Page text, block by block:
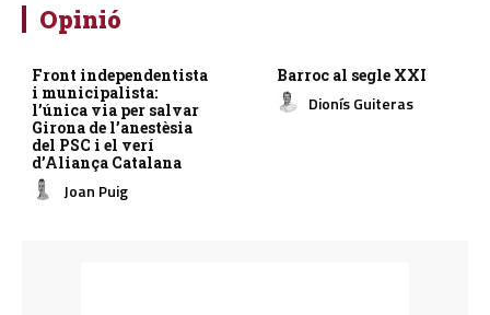
Opinió
Front independentista
i municipalista:
l’única via per salvar
Girona de l’anestèsia
del PSC i el verí
d’Aliança Catalana
Joan Puig
Barroc al segle XXI
Dionís Guiteras